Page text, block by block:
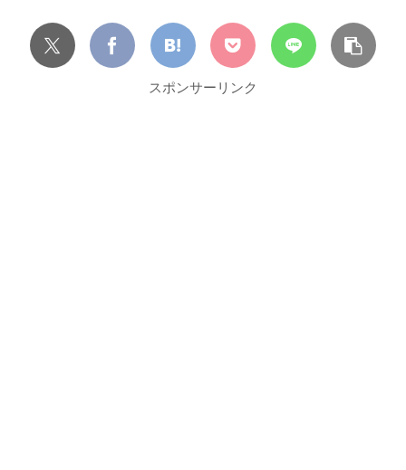
スポンサーリンク